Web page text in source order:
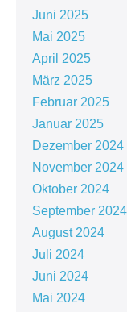
Juni 2025
Mai 2025
April 2025
März 2025
Februar 2025
Januar 2025
Dezember 2024
November 2024
Oktober 2024
September 2024
August 2024
Juli 2024
Juni 2024
Mai 2024